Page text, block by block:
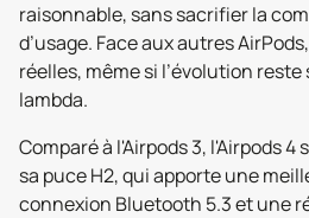
raisonnable, sans sacrifier la
d’usage. Face aux autres
réelles, même si l’évolution
lambda.
Comparé à l'Airpods 3, l'Airpods
sa puce H2, qui apporte une
connexion Bluetooth 5.3 et une